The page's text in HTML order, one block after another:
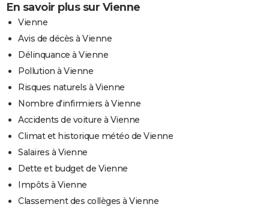
En savoir plus sur Vienne
Vienne
Avis de décès à Vienne
Délinquance à Vienne
Pollution à Vienne
Risques naturels à Vienne
Nombre d'infirmiers à Vienne
Accidents de voiture à Vienne
Climat et historique météo de Vienne
Salaires à Vienne
Dette et budget de Vienne
Impôts à Vienne
Classement des collèges à Vienne